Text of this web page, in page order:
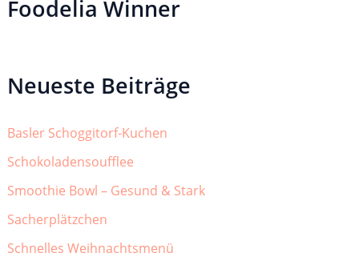
Foodelia Winner
Neueste Beiträge
Basler Schoggitorf-Kuchen
Schokoladensoufflee
Smoothie Bowl – Gesund & Stark
Sacherplätzchen
Schnelles Weihnachtsmenü